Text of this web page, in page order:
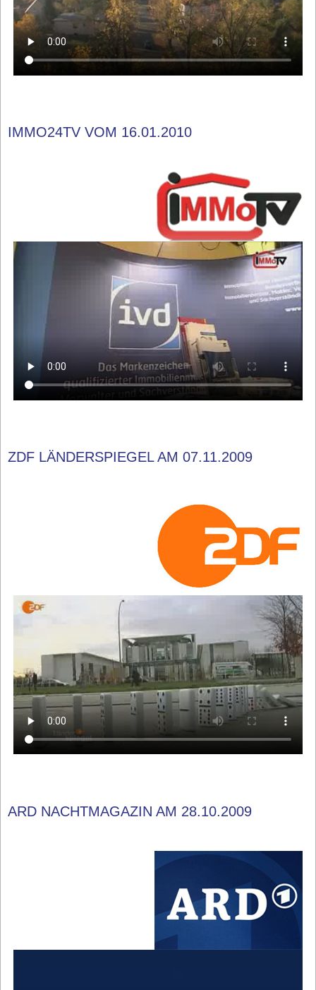
IMMO24TV VOM 16.01.2010
ZDF LÄNDERSPIEGEL AM 07.11.2009
ARD NACHTMAGAZIN AM 28.10.2009